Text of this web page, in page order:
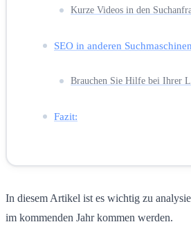
Kurze Videos in den
SEO in anderen Suchmaschinen
Brauchen Sie Hilfe bei Ihrer
Fazit:
In diesem Artikel ist es wichtig zu
im kommenden Jahr kommen werden.